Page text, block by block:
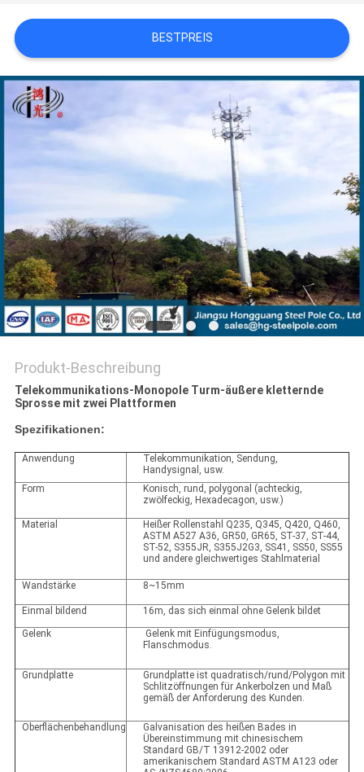
NACHRICHTEN
FORDERN
SIE EIN
ZITAT
DATENSCHUTZ-
BESTIMMUNGEN
BESTPREIS
Produkt-Beschreibung
Telekommunikations-Monopole Turm-äußere kletternde
Sprosse mit zwei Plattformen
Spezifikationen:
Anwendung
Telekommunikation, Sendung,
Handysignal, usw.
Form
Konisch, rund, polygonal (achteckig,
zwölfeckig, Hexadecagon, usw.)
Material
Heißer Rollenstahl Q235, Q345, Q420, Q460,
ASTM A527 A36, GR50, GR65, ST-37, ST-44,
ST-52, S355JR, S355J2G3, SS41, SS50, SS55
und andere gleichwertiges Stahlmaterial
Wandstärke 8~15mm
Einmal bildend
16m, das sich einmal ohne Gelenk bildet
Gelenk
Gelenk mit Einfügungsmodus,
Flanschmodus.
Grundplatte
Grundplatte ist quadratisch/rund/Polygon mit
Schlitzöffnungen für Ankerbolzen und Maß
gemäß der Anforderung des Kunden.
Oberflächenbehandlung
Galvanisation des heißen Bades in
Übereinstimmung mit chinesischem
Standard GB/T 13912-2002 oder
amerikanischem Standard ASTM A123 oder